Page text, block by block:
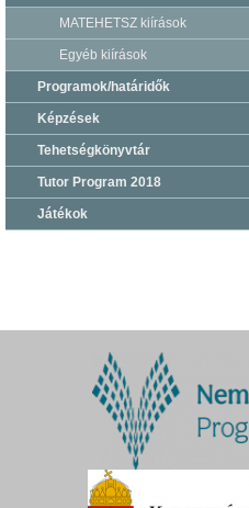
MATEHETSZ kiírások
Egyéb kiírások
Programok/határidők
Képzések
Tehetségkönyvtár
Tutor Program 2018
Játékok